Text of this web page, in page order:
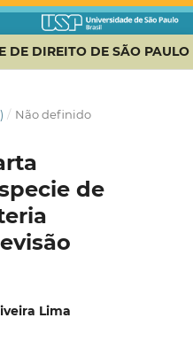
DE DIREITO DE SÃO PAULO
/ Não definido
de
Lima